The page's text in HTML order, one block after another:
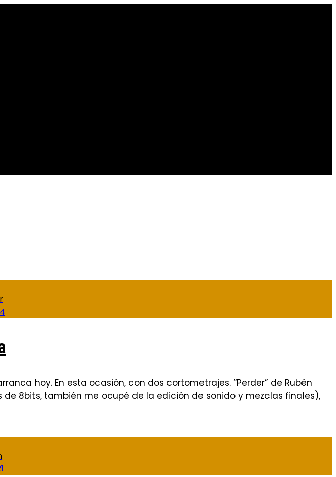
hoy. En esta ocasión, con dos cortometrajes. “Perder” de Rubén
8bits, también me ocupé de la edición de sonido y mezclas finales),